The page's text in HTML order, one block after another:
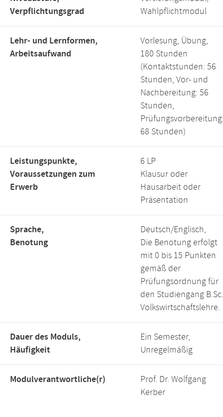
Verpflichtungsgrad
Wahlpflichtmodul
Lehr- und Lernformen,
Arbeitsaufwand
Vorlesung, Übung,
180 Stunden
(Kontaktstunden: 56
Stunden, Vor- und
Nachbereitung: 56
Stunden,
68 Stunden)
Leistungspunkte,
Voraussetzungen zum
Erwerb
6 LP
Klausur oder
Hausarbeit oder
Präsentation
Sprache,
Benotung
Deutsch/Englisch,
Die Benotung erfolgt
mit 0 bis 15 Punkten
gemäß der
Prüfungsordnung für
den Studiengang B.Sc.
Volkswirtschaftslehre.
Dauer des Moduls,
Häufigkeit
Ein Semester,
Unregelmäßig
Modulverantwortliche(r)
Prof. Dr. Wolfgang
Kerber